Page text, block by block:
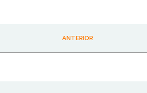
ANTERIOR